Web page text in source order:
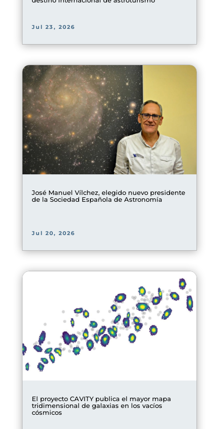
Jul 23, 2026
José Manuel Vílchez, elegido nuevo presidente
de la Sociedad Española de Astronomía
Jul 20, 2026
El proyecto CAVITY publica el mayor mapa
tridimensional de galaxias en los vacíos
cósmicos